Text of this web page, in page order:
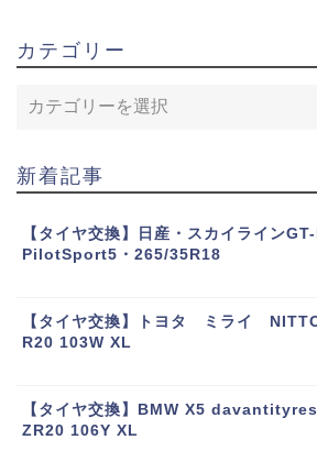
カテゴリー
新着記事
【タイヤ交換】日産・スカイライン
PilotSport5・265/35R18
【タイヤ交換】トヨタ ミライ
R20 103W XL
【タイヤ交換】BMW X5
ZR20 106Y XL